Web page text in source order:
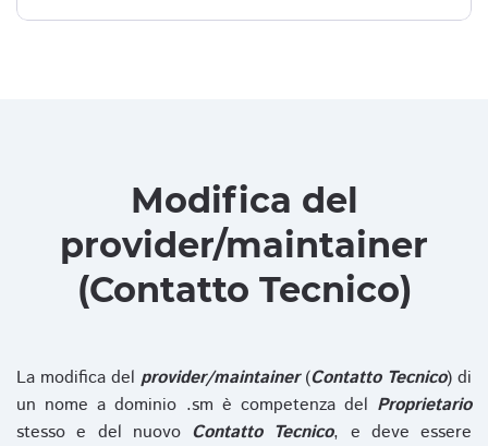
Modifica del
provider/maintainer
(Contatto Tecnico)
La modifica del provider/maintainer(Contatto Tecnico) di
un nome a dominio .sm è competenza del Proprietario
stesso e del nuovo Contatto Tecnico, e deve essere